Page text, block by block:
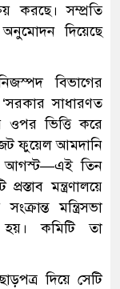
করছে। সম্প্রতি
অনুমোদন দিয়েছে
বিভাগের
সাধারণত
ওপর ভিত্তি করে
ফুয়েল আমদানি
আগস্ট—এই তিন
মন্ত্রণালয়ে
মন্ত্রিসভা
কমিটি তা
দিয়ে সেটি